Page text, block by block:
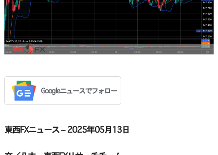
Googleニュースでフォロー
東西FXニュース – 2025年05月13日